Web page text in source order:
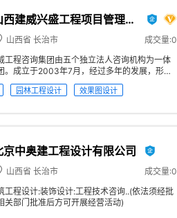
西建威兴盛工程项目管理有
公司
山西省 长治市
成交量:0
工程咨询集团由五个独立法人咨询机构为一体
。成立于2003年7月，经过多年的发展，形成
工程规划、工程勘察、工程设计、工程造价、
监理、全过程工程咨询和全过程造价管理为主
终秉承“客户至上，诚信经营”的经营理念，以
要经营宗旨，始终保持专业严谨的工作态度，
交通、水利水电、风景园林、农林业、电子信
社会发展各个领域的建设项目。
园林工程设计 效果图设计
京中奥建工程设计有限公司
山西省 长治市
成交量:0
工程设计:装饰设计:工程技术咨询..(依法须经批
关部门批准后方可开展经营活动)